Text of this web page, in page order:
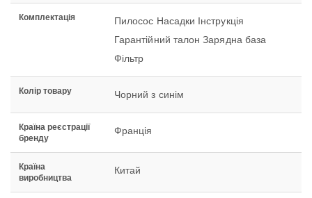
Комплектація
Пилосос Насадки Інструкція
Гарантійний талон Зарядна база
Фільтр
Колір товару Чорний з синім
Країна реєстрації
бренду
Франція
Країна
виробництва
Китай